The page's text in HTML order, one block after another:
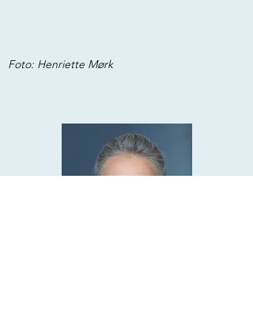
Foto: Henriette Mørk